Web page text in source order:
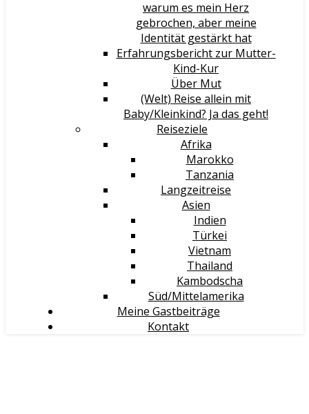
warum es mein Herz
gebrochen, aber meine
Identität gestärkt hat
Erfahrungsbericht zur Mutter-
Kind-Kur
Über Mut
(Welt) Reise allein mit
Baby/Kleinkind? Ja das geht!
Reiseziele
Afrika
Marokko
Tanzania
Langzeitreise
Asien
Indien
Türkei
Vietnam
Thailand
Kambodscha
Süd/Mittelamerika
Meine Gastbeiträge
Kontakt